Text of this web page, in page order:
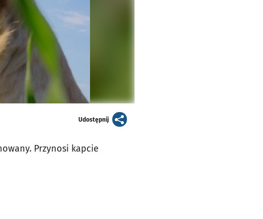
Udostępnijartykuł
Przynosi kapcie